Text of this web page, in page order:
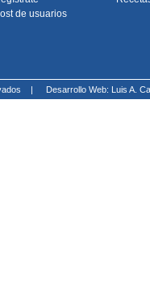
de usuarios
| Desarrollo Web: Luis